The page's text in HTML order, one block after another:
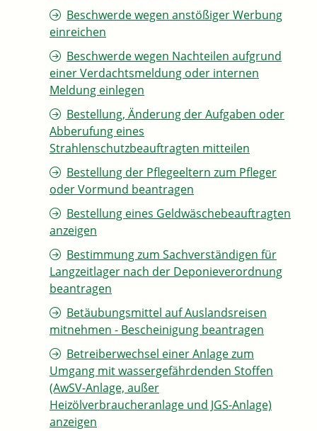
Beschwerde wegen anstößiger Werbung
einreichen
Beschwerde wegen Nachteilen aufgrund
einer Verdachtsmeldung oder internen
Meldung einlegen
Bestellung, Änderung der Aufgaben oder
Abberufung eines
Strahlenschutzbeauftragten mitteilen
Bestellung der Pflegeeltern zum Pfleger
oder Vormund beantragen
Bestellung eines Geldwäschebeauftragten
anzeigen
Bestimmung zum Sachverständigen für
Langzeitlager nach der Deponieverordnung
beantragen
Betäubungsmittel auf Auslandsreisen
mitnehmen - Bescheinigung beantragen
Betreiberwechsel einer Anlage zum
Umgang mit wassergefährdenden Stoffen
(AwSV-Anlage, außer
Heizölverbraucheranlage und JGS-Anlage)
anzeigen